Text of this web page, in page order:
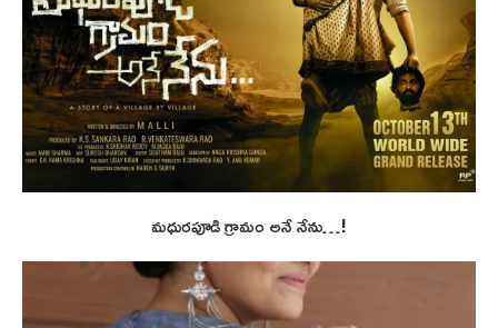
మధురపూడి గ్రామం అనే నేను…!